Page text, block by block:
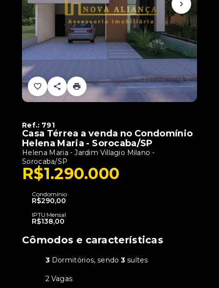
Ref.: 791
Casa Térrea a venda no Condomínio
Helena Maria - Sorocaba/SP
Helena Maria -Jardim Villagio Milano -
Sorocaba/SP
R$1.290.000
Condomínio
R$290,00
IPTU Mensal
R$138,00
Cômodos e características
3 Dormitórios, sendo3 suítes
2 Vagas